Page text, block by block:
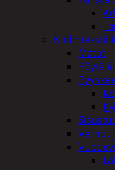
Matot
Verhot